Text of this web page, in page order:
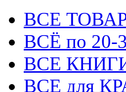
ВСЕ
ВСЁ по 20-
ВСЕ
ВСЕ для